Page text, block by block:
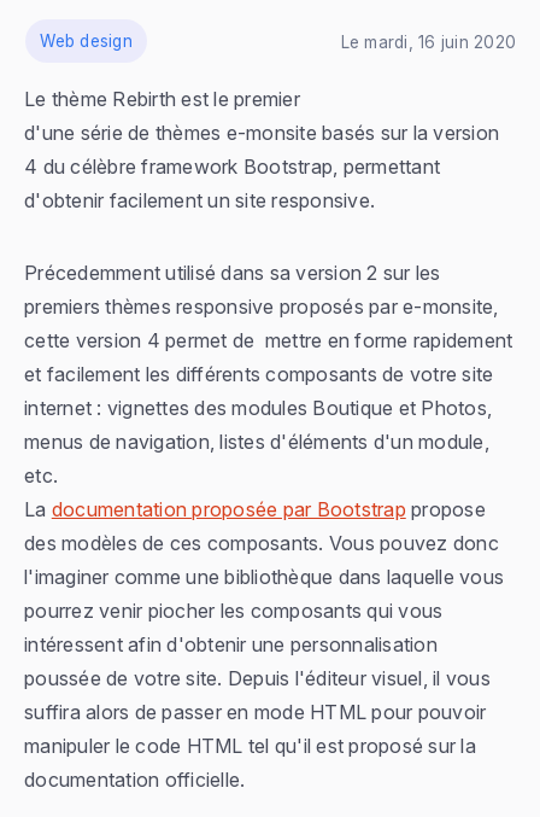
Le mardi, 16 juin 2020
Web design
Le thème Rebirth est le premier
d'une série de thèmes e-monsite basés sur la version
4 du célèbre framework Bootstrap, permettant
d'obtenir facilement un site responsive.
Précedemment utilisé dans sa version 2 sur les
premiers thèmes responsive proposés par e-monsite,
cette version 4 permet de mettre en forme rapidement
et facilement les différents composants de votre site
internet : vignettes des modules Boutique et Photos,
menus de navigation, listes d'éléments d'un module,
etc.
La documentation proposée par Bootstrap propose
des modèles de ces composants. Vous pouvez donc
l'imaginer comme une bibliothèque dans laquelle vous
pourrez venir piocher les composants qui vous
intéressent afin d'obtenir une personnalisation
poussée de votre site. Depuis l'éditeur visuel, il vous
suffira alors de passer en mode HTML pour pouvoir
manipuler le code HTML tel qu'il est proposé sur la
documentation officielle.